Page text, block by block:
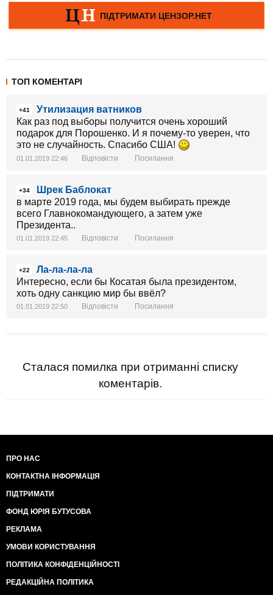
ТОП КОМЕНТАРІ
+41
Утилизация ватников
Как раз под выборы получится очень хороший
подарок для Порошенко. И я почему-то уверен, что
это не случайность. Спасибо США!
01.01.2019 22:46 Відповісти Посилання
+34
Шрек Баблокат
в марте 2019 года, мы будем выбирать прежде
всего Главнокомандующего, а затем уже
Президента..
01.01.2019 22:45 Відповісти Посилання
+22
Ла-ла-ла-ла
Интересно, если бы Косатая была президентом,
хоть одну санкцию мир бы ввёл?
01.01.2019 22:50 Відповісти Посилання
Сталася помилка при отриманні списку
коментарів.
ПРО НАС
КОНТАКТНА ІНФОРМАЦІЯ
ПІДТРИМАТИ
ФОНД ЮРІЯ БУТУСОВА
РЕКЛАМА
УМОВИ КОРИСТУВАННЯ
ПОЛІТИКА КОНФІДЕНЦІЙНОСТІ
РЕДАКЦІЙНА ПОЛІТИКА